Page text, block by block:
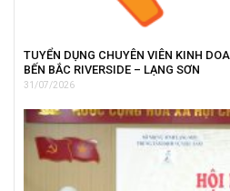
TUYỂN DỤNG CHUYÊN VIÊN KINH
BẾN BẮC RIVERSIDE – LẠNG SƠN
31/07/2026